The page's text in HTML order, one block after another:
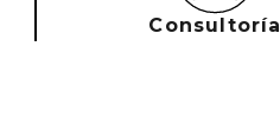
Consultoría